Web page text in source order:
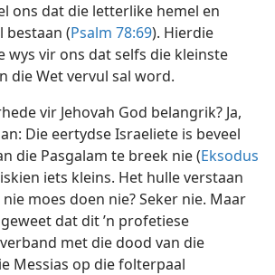
ons dat die letterlike hemel en
bestaan (Psalm 78:69). Hierdie
vir ons dat selfs die kleinste
die Wet vervul sal word.
vir Jehovah God belangrik? Ja,
Die eertydse Israeliete is beveel
die Pasgalam te breek nie (Eksodus
iets kleins. Het hulle verstaan
moes doen nie? Seker nie. Maar
dat dit ’n profetiese
met die dood van die
Messias op die folterpaal